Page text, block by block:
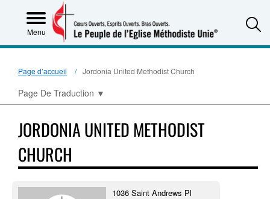
Menu
Page d’accueil Jordonia United Methodist Church
Page De Traduction ▼
JORDONIA UNITED METHODIST
CHURCH
1036 Saint Andrews Pl